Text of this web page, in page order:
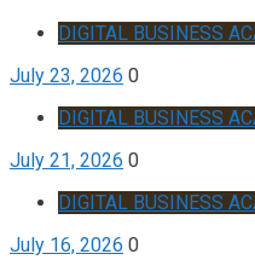
DIGITAL BUSINESS
July 23, 2026 0
DIGITAL BUSINESS
July 21, 2026 0
DIGITAL BUSINESS
July 16, 2026 0